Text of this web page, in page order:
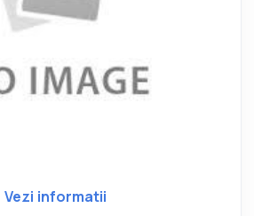
Vezi informatii